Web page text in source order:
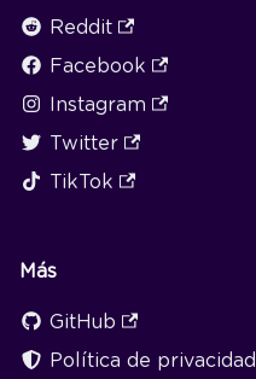
Reddit
Facebook
Instagram
Twitter
TikTok
Más
GitHub
Política de privacidad